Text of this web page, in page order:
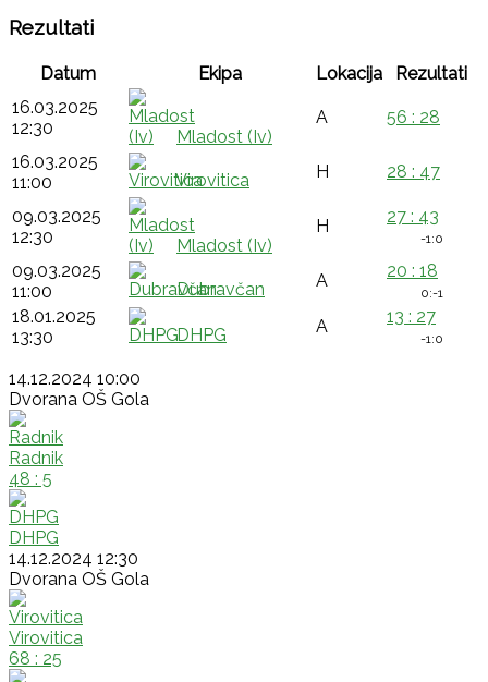
Rezultati
Datum Ekipa Lokacija
Rezultati
16.03.2025
12:30
Mladost (Iv)
A 56 : 28
16.03.2025
11:00
Virovitica H 28 : 47
09.03.2025
12:30
Mladost (Iv)
H 27 : 43
-1:0
09.03.2025
11:00
Dubravčan A 20 : 18
0:-1
18.01.2025
13:30
DHPG A 13 : 27
-1:0
14.12.2024 10:00
Dvorana OŠ Gola
Radnik
48 : 5
DHPG
14.12.2024 12:30
Dvorana OŠ Gola
Virovitica
68 : 25